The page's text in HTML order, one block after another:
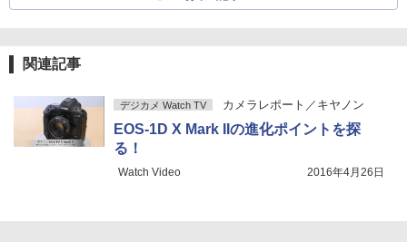
関連記事
デジカメ Watch TV カメラレポート／キヤノン
EOS-1D X Mark IIの進化ポイントを探
る！
Watch Video 2016年4月26日